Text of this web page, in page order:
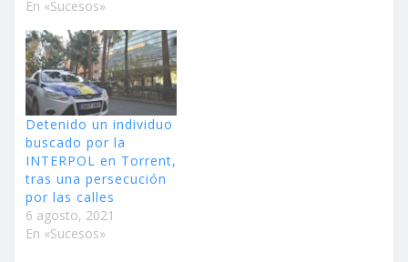
En «Sucesos»
Detenido un individuo
buscado por la
INTERPOL en Torrent,
tras una persecución
por las calles
6 agosto, 2021
En «Sucesos»